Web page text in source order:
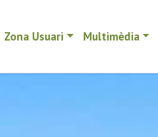
Zona Usuari Multimèdia